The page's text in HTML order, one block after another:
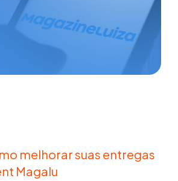
melhorar suas entregas
Magalu